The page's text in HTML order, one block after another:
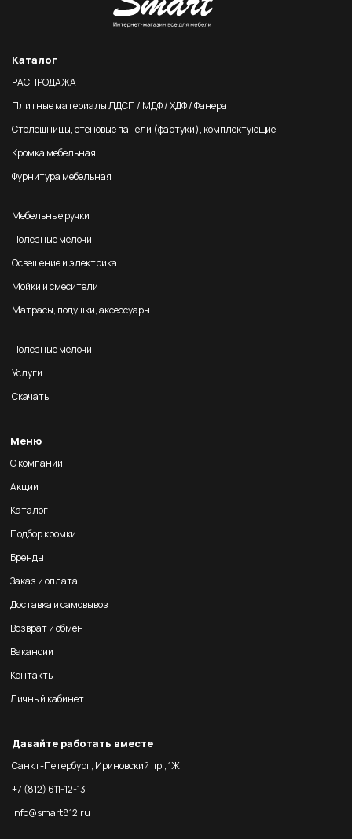
Каталог
РАСПРОДАЖА
Плитные материалы ЛДСП / МДФ / ХДФ / Фанера
Столешницы, стеновые панели (фартуки), комплектующие
Кромка мебельная
Фурнитура мебельная
Мебельные ручки
Полезные мелочи
Освещение и электрика
Мойки и смесители
Матрасы, подушки, аксессуары
Полезные мелочи
Услуги
Скачать
Меню
О компании
Акции
Каталог
Подбор кромки
Бренды
Заказ и оплата
Доставка и самовывоз
Возврат и обмен
Вакансии
Контакты
Личный кабинет
Давайте работать вместе
Санкт-Петербург, Ириновский пр., 1Ж
+7 (812) 611-12-13
info@smart812.ru